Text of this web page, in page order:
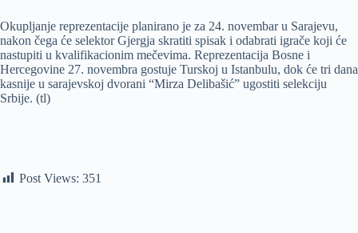
Okupljanje reprezentacije planirano je za 24. novembar u Sarajevu,
nakon čega će selektor Gjergja skratiti spisak i odabrati igrače koji će
nastupiti u kvalifikacionim mečevima. Reprezentacija Bosne i
Hercegovine 27. novembra gostuje Turskoj u Istanbulu, dok će tri dana
kasnije u sarajevskoj dvorani “Mirza Delibašić” ugostiti selekciju
Srbije. (tl)
Post Views: 351